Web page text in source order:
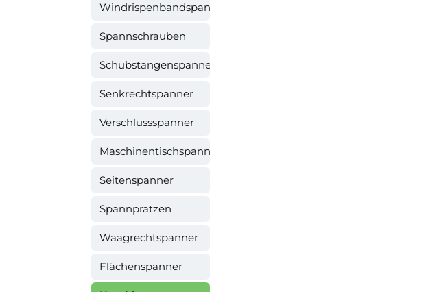
Windrispenbandspanner
Spannschrauben
Schubstangenspanner
Senkrechtspanner
Verschlussspanner
Maschinentischspanner
Seitenspanner
Spannpratzen
Waagrechtspanner
Flächenspanner